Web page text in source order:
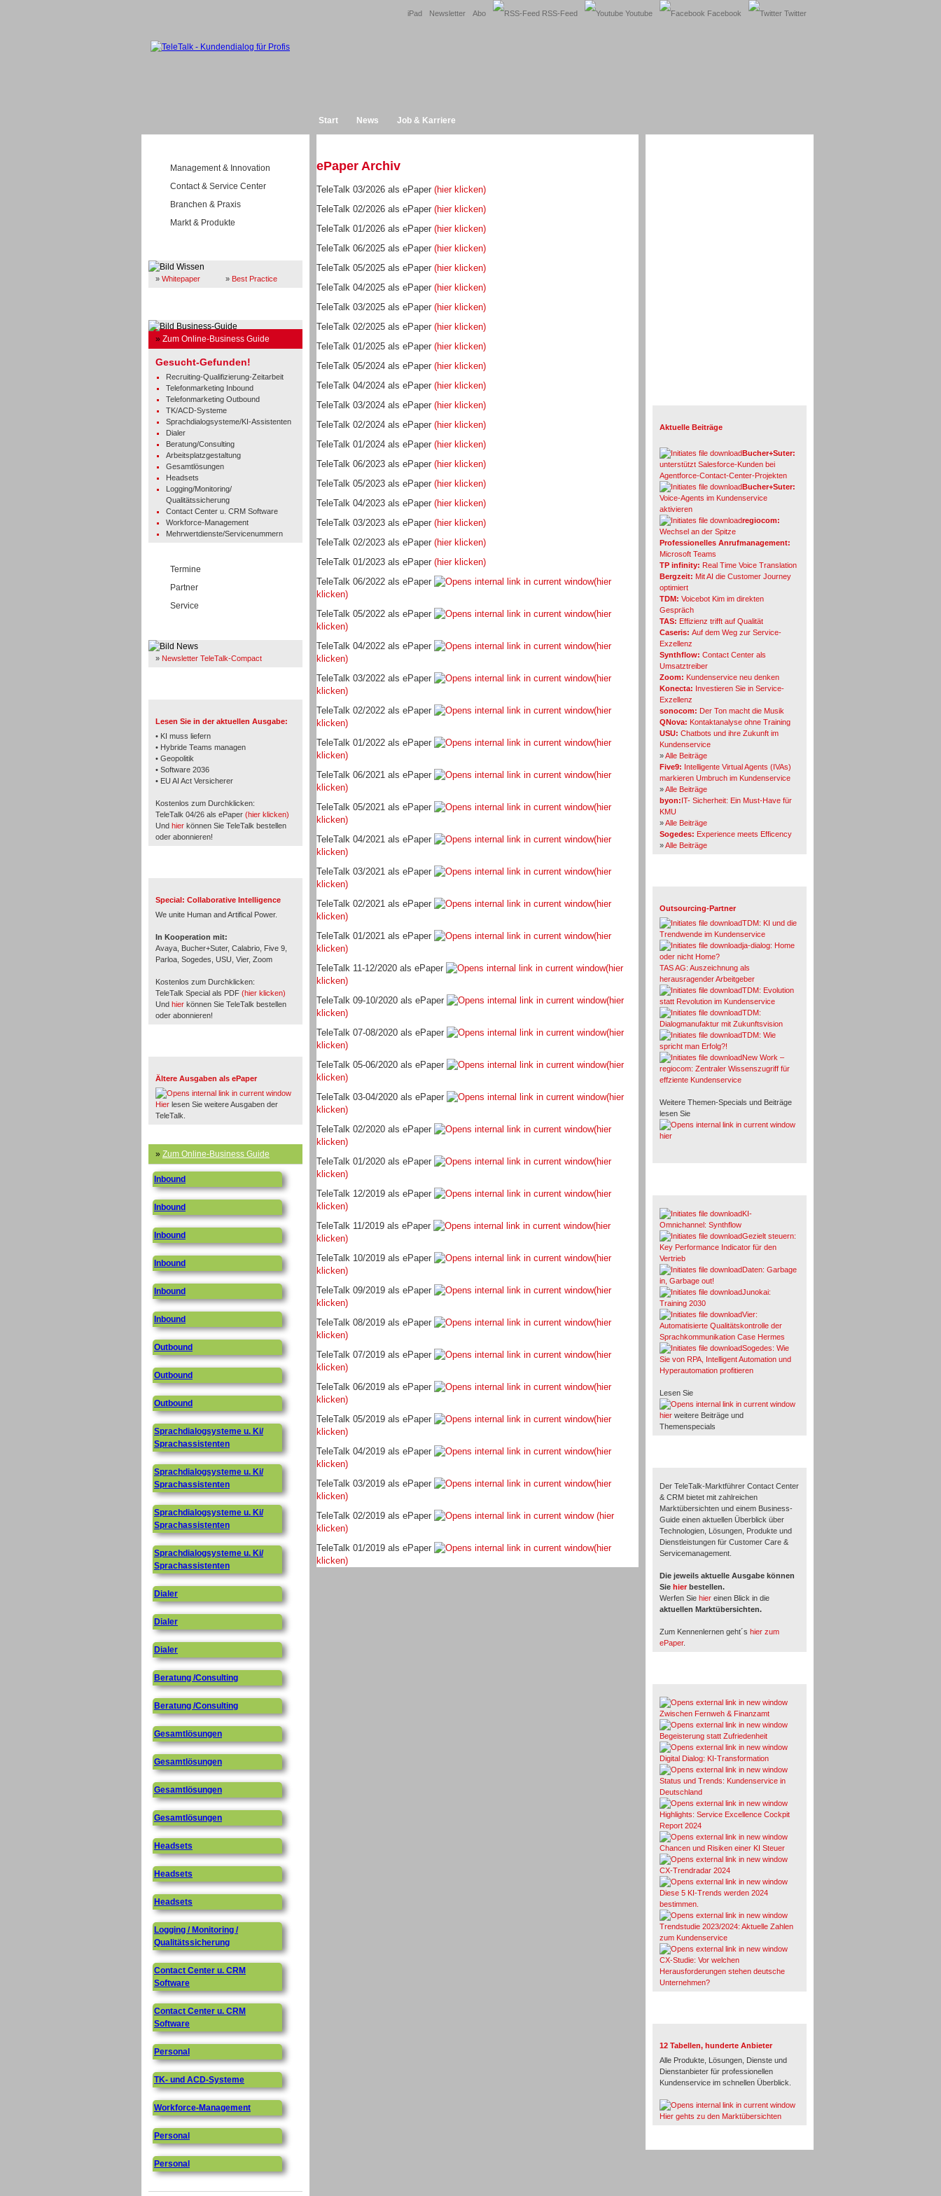
Twitter
Facebook
Youtube
RSS-Feed
Abo
Newsletter
iPad
Start News Job & Karriere
Management & Innovation
Contact & Service Center
Branchen & Praxis
Markt & Produkte
» Whitepaper » Best Practice
» Zum Online-Business Guide
Gesucht-Gefunden!
Recruiting-Qualifizierung-Zeitarbeit
Telefonmarketing Inbound
Telefonmarketing Outbound
TK/ACD-Systeme
Sprachdialogsysteme/KI-Assistenten
Dialer
Beratung/Consulting
Arbeitsplatzgestaltung
Gesamtlösungen
Headsets
Logging/Monitoring/
Qualitätssicherung
Contact Center u. CRM Software
Workforce-Management
Mehrwertdienste/Servicenummern
Termine
Partner
Service
» Newsletter TeleTalk-Compact
Lesen Sie in der aktuellen Ausgabe:
• KI muss liefern
• Hybride Teams managen
• Geopolitik
• Software 2036
• EU AI Act Versicherer
Kostenlos zum Durchklicken:
TeleTalk 04/26 als ePaper (hier klicken)
Und hier können Sie TeleTalk bestellen
oder abonnieren!
Special: Collaborative Intelligence
We unite Human and Artifical Power.
In Kooperation mit:
Avaya, Bucher+Suter, Calabrio, Five 9,
Parloa, Sogedes, USU, Vier, Zoom
Kostenlos zum Durchklicken:
TeleTalk Special als PDF (hier klicken)
Und hier können Sie TeleTalk bestellen
oder abonnieren!
Ältere Ausgaben als ePaper
Hier lesen Sie weitere Ausgaben der
TeleTalk.
» Zum Online-Business Guide
Inbound
Inbound
Inbound
Inbound
Inbound
Inbound
Outbound
Outbound
Outbound
Sprachdialogsysteme u. Ki/
Sprachassistenten
Sprachdialogsysteme u. Ki/
Sprachassistenten
Sprachdialogsysteme u. Ki/
Sprachassistenten
Sprachdialogsysteme u. Ki/
Sprachassistenten
Dialer
Dialer
Dialer
Beratung /Consulting
Beratung /Consulting
Gesamtlösungen
Gesamtlösungen
Gesamtlösungen
Gesamtlösungen
Headsets
Headsets
Headsets
Logging / Monitoring /
Qualitätssicherung
Contact Center u. CRM
Software
Contact Center u. CRM
Software
Personal
TK- und ACD-Systeme
Workforce-Management
Personal
Personal
ePaper Archiv
TeleTalk 03/2026 als ePaper (hier klicken)
TeleTalk 02/2026 als ePaper (hier klicken)
TeleTalk 01/2026 als ePaper (hier klicken)
TeleTalk 06/2025 als ePaper (hier klicken)
TeleTalk 05/2025 als ePaper (hier klicken)
TeleTalk 04/2025 als ePaper (hier klicken)
TeleTalk 03/2025 als ePaper (hier klicken)
TeleTalk 02/2025 als ePaper (hier klicken)
TeleTalk 01/2025 als ePaper (hier klicken)
TeleTalk 05/2024 als ePaper (hier klicken)
TeleTalk 04/2024 als ePaper (hier klicken)
TeleTalk 03/2024 als ePaper (hier klicken)
TeleTalk 02/2024 als ePaper (hier klicken)
TeleTalk 01/2024 als ePaper (hier klicken)
TeleTalk 06/2023 als ePaper (hier klicken)
TeleTalk 05/2023 als ePaper (hier klicken)
TeleTalk 04/2023 als ePaper (hier klicken)
TeleTalk 03/2023 als ePaper (hier klicken)
TeleTalk 02/2023 als ePaper (hier klicken)
TeleTalk 01/2023 als ePaper (hier klicken)
TeleTalk 06/2022 als ePaper
(hier
klicken)
TeleTalk 05/2022 als ePaper
(hier
klicken)
TeleTalk 04/2022 als ePaper
(hier
klicken)
TeleTalk 03/2022 als ePaper
(hier
klicken)
TeleTalk 02/2022 als ePaper
(hier
klicken)
TeleTalk 01/2022 als ePaper
(hier
klicken)
TeleTalk 06/2021 als ePaper
(hier
klicken)
TeleTalk 05/2021 als ePaper
(hier
klicken)
TeleTalk 04/2021 als ePaper
(hier
klicken)
TeleTalk 03/2021 als ePaper
(hier
klicken)
TeleTalk 02/2021 als ePaper
(hier
klicken)
TeleTalk 01/2021 als ePaper
(hier
klicken)
TeleTalk 11-12/2020 als ePaper
(hier
klicken)
TeleTalk 09-10/2020 als ePaper
(hier
klicken)
TeleTalk 07-08/2020 als ePaper
(hier
klicken)
TeleTalk 05-06/2020 als ePaper
(hier
klicken)
TeleTalk 03-04/2020 als ePaper
(hier
klicken)
TeleTalk 02/2020 als ePaper
(hier
klicken)
TeleTalk 01/2020 als ePaper
(hier
klicken)
TeleTalk 12/2019 als ePaper
(hier
klicken)
TeleTalk 11/2019 als ePaper
(hier
klicken)
TeleTalk 10/2019 als ePaper
(hier
klicken)
TeleTalk 09/2019 als ePaper
(hier
klicken)
TeleTalk 08/2019 als ePaper
(hier
klicken)
TeleTalk 07/2019 als ePaper
(hier
klicken)
TeleTalk 06/2019 als ePaper
(hier
klicken)
TeleTalk 05/2019 als ePaper
(hier
klicken)
TeleTalk 04/2019 als ePaper
(hier
klicken)
TeleTalk 03/2019 als ePaper
(hier
klicken)
TeleTalk 02/2019 als ePaper
(hier
klicken)
TeleTalk 01/2019 als ePaper
(hier
klicken)
Aktuelle Beiträge
Bucher+Suter:
unterstützt Salesforce-Kunden bei
Agentforce-Contact-Center-Projekten
Bucher+Suter:
Voice-Agents im Kundenservice
aktivieren
regiocom:
Wechsel an der Spitze
Professionelles Anrufmanagement:
Microsoft Teams
TP infinity: Real Time Voice Translation
Bergzeit: Mit AI die Customer Journey
optimiert
TDM: Voicebot Kim im direkten
Gespräch
TAS: Effizienz trifft auf Qualität
Caseris: Auf dem Weg zur Service-
Exzellenz
Synthflow: Contact Center als
Umsatztreiber
Zoom: Kundenservice neu denken
Konecta: Investieren Sie in Service-
Exzellenz
sonocom: Der Ton macht die Musik
QNova: Kontaktanalyse ohne Training
USU: Chatbots und ihre Zukunft im
Kundenservice
»Alle Beiträge
Five9: Intelligente Virtual Agents (IVAs)
markieren Umbruch im Kundenservice
»Alle Beiträge
byon:IT- Sicherheit: Ein Must-Have für
KMU
»Alle Beiträge
Sogedes: Experience meets Efficency
»Alle Beiträge
Outsourcing-Partner
TDM: KI und die
Trendwende im Kundenservice
ja-dialog: Home
oder nicht Home?
TAS AG: Auszeichnung als
herausragender Arbeitgeber
TDM: Evolution
statt Revolution im Kundenservice
TDM:
Dialogmanufaktur mit Zukunftsvision
TDM: Wie
spricht man Erfolg?!
New Work –
regiocom: Zentraler Wissenszugriff für
effziente Kundenservice
Weitere Themen-Specials und Beiträge
lesen Sie
hier
KI-
Omnichannel: Synthflow
Gezielt steuern:
Key Performance Indicator für den
Vertrieb
Daten: Garbage
in, Garbage out!
Junokai:
Training 2030
Vier:
Automatisierte Qualitätskontrolle der
Sprachkommunikation Case Hermes
Sogedes: Wie
Sie von RPA, Intelligent Automation und
Hyperautomation profitieren
Lesen Sie
hier weitere Beiträge und
Themenspecials
Der TeleTalk-Marktführer Contact Center
& CRM bietet mit zahlreichen
Marktübersichten und einem Business-
Guide einen aktuellen Überblick über
Technologien, Lösungen, Produkte und
Dienstleistungen für Customer Care &
Servicemanagement.
Die jeweils aktuelle Ausgabe können
Sie hier bestellen.
Werfen Sie hier einen Blick in die
aktuellen Marktübersichten.
Zum Kennenlernen geht´s hier zum
ePaper.
Zwischen Fernweh & Finanzamt
Begeisterung statt Zufriedenheit
Digital Dialog: KI-Transformation
Status und Trends: Kundenservice in
Deutschland
Highlights: Service Excellence Cockpit
Report 2024
Chancen und Risiken einer KI Steuer
CX-Trendradar 2024
Diese 5 KI-Trends werden 2024
bestimmen.
Trendstudie 2023/2024: Aktuelle Zahlen
zum Kundenservice
CX-Studie: Vor welchen
Herausforderungen stehen deutsche
Unternehmen?
12 Tabellen, hunderte Anbieter
Alle Produkte, Lösungen, Dienste und
Dienstanbieter für professionellen
Kundenservice im schnellen Überblick.
Hier gehts zu den Marktübersichten